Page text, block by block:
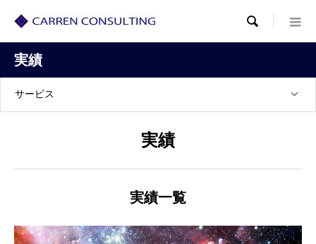

実績
サービス
実績
実績一覧